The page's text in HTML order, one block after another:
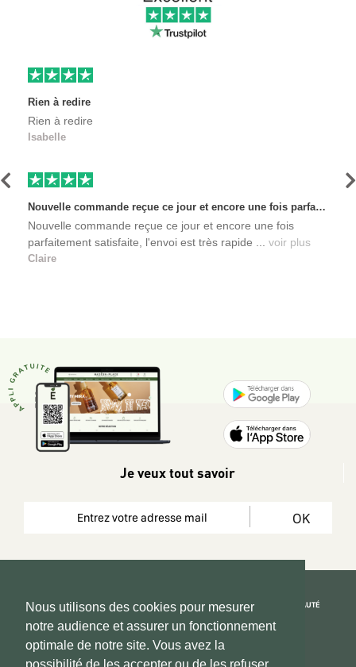
Nous utilisons des cookies pour mesurer
notre audience et assurer un fonctionnement
optimale de notre site. Vous avez la
Rien à redire
Rien à redire
Isabelle
Nouvelle commande reçue ce jour et encore une fois parfaitement satisfaite, l'envoi est très rapide et les produits sont toujours conditionnés de manière personnalisés. L'avantage de commander auprès de créateurs indépendants.
Nouvelle commande reçue ce jour et encore une fois
parfaitement satisfaite, l'envoi est très rapide ... voir plus
Claire
Précédent
Je veux tout savoir
OK
Copyright 2026 © www.hadeen-place.fr
Based on Kate&You MarketPlace’ solution
REJOIGNEZ LA COMMUNAUTÉ